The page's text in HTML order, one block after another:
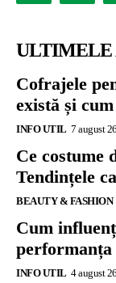
ULTIMELE
Cofrajele
există și
INFO UTIL 7 august 26
Ce costume
Tendințele
BEAUTY & FASHION
Cum
performanța
INFO UTIL 4 august 26